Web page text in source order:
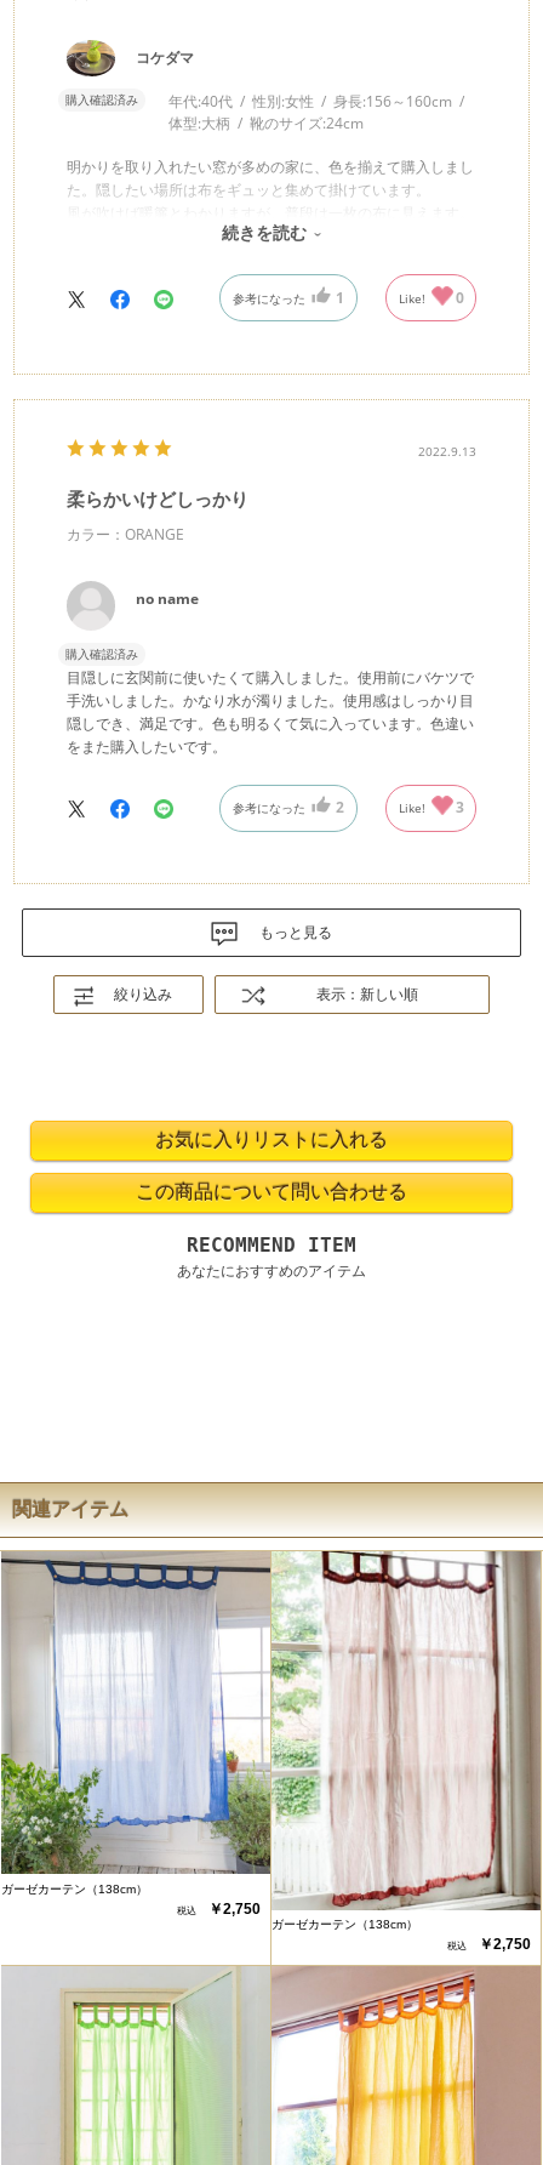
コケダマ
購入確認済み 年代:40代 性別:女性 身長:156～160cm
体型:大柄 靴のサイズ:24cm
明かりを取り入れたい窓が多めの家に、色を揃えて購入しまし
た。隠したい場所は布をギュッと集めて掛けています。
2枚に分かれてるところで結んだりして楽しんでいます。
続きを読む
参考になった 1 Like! 0
2022.9.13
柔らかいけどしっかり
カラー：ORANGE
no name
購入確認済み
目隠しに玄関前に使いたくて購入しました。使用前にバケツで
手洗いしました。かなり水が濁りました。使用感はしっかり目
隠しでき、満足です。色も明るくて気に入っています。色違い
をまた購入したいです。
参考になった 2 Like! 3
もっと見る
絞り込み 表示：新しい順
RECOMMEND ITEM
あなたにおすすめのアイテム
関連アイテム
ガーゼカーテン（138cm）
￥2,750
ガーゼカーテン（138cm）
￥2,750